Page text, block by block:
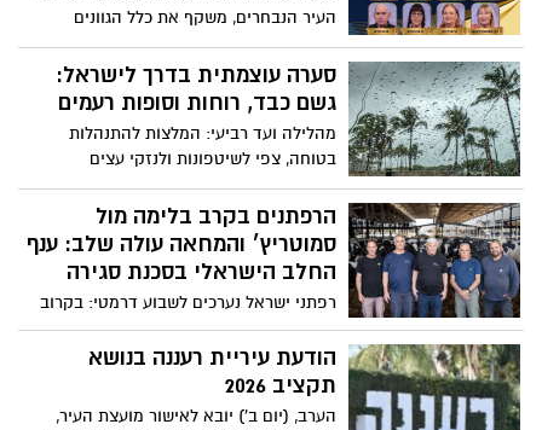
העיר הנבחרים, משקף את כלל הגוונים
והזרמים בחברה הרעננית, ואת פניה היפים
של העיר
סערה עוצמתית בדרך לישראל:
גשם כבד, רוחות וסופות רעמים
מהלילה ועד רביעי: המלצות להתנהלות
בטוחה, צפי לשיטפונות ולנזקי עצים
הרפתנים בקרב בלימה מול
סמוטריץ׳ והמחאה עולה שלב: ענף
החלב הישראלי בסכנת סגירה
רפתני ישראל נערכים לשבוע דרמטי: בקרוב
יוכרע עתידו של ענף החלב הישראלי
והרפתנים זועקים: במחאה להסרת קידומה
של רפורמת החלב שמוביל סמוטריץ׳: אל
הודעת עיריית רעננה בנושא
תקציב 2026
הערב, (יום ב') יובא לאישור מועצת העיר,